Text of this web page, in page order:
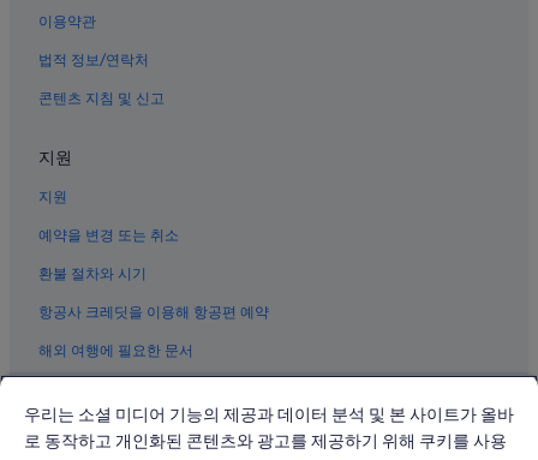
제주시의 럭셔리 호텔
제주시의 비즈니스 호텔
제주시의 Independent 호텔
제주 관덕정 근처 호텔
제주시의 반려동물 동반 가능 호텔
제주시의 빌라
제주시의 사우나가 있는 호텔
제주시의 리야드
제주시의 로지
제주시의 저렴한 호텔
제주시의 수영장이 있는 호텔
이용약관
법적 정보/연락처
콘텐츠 지침 및 신고
지원
지원
예약을 변경 또는 취소
환불 절차와 시기
항공사 크레딧을 이용해 항공편 예약
해외 여행에 필요한 문서
우리는 소셜 미디어 기능의 제공과 데이터 분석 및 본 사이트가 올바
로 동작하고 개인화된 콘텐츠와 광고를 제공하기 위해 쿠키를 사용